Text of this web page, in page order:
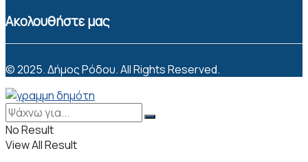
Ακολουθήστε μας
© 2025. Δήμος Ρόδου. All Rights Reserved.
No Result
View All Result